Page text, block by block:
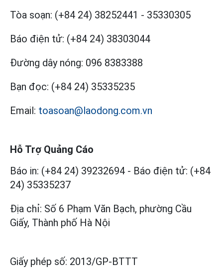
Tòa soạn: (+84 24) 38252441 - 35330305
Báo điện tử: (+84 24) 38303044
Đường dây nóng: 096 8383388
Bạn đọc: (+84 24) 35335235
Email: toasoan@laodong.com.vn
Hỗ Trợ Quảng Cáo
Báo in: (+84 24) 39232694 - Báo điện tử: (+84
24) 35335237
Địa chỉ: Số 6 Phạm Văn Bạch, phường Cầu
Giấy, Thành phố Hà Nội
Giấy phép số: 2013/GP-BTTT